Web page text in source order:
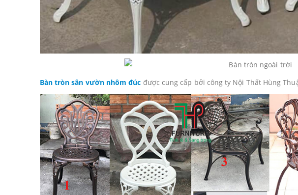
Bàn tròn sân vườn nhôm đúc được cung cấp bởi công ty Nội Thất Hùng